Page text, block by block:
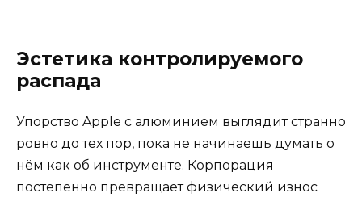
Эстетика контролируемого
распада
Упорство Apple с алюминием выглядит странно
ровно до тех пор, пока не начинаешь думать о
нём как об инструменте. Корпорация
постепенно превращает физический износ